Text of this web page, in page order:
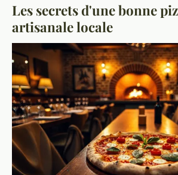
Les secrets d'une bonne
artisanale locale